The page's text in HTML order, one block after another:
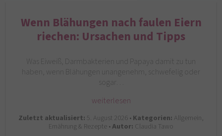
Wenn Blähungen nach faulen Eiern
riechen: Ursachen und Tipps
Was Eiweiß, Darmbakterien und Papaya damit zu tun
haben, wenn Blähungen unangenehm, schwefelig oder
sogar…
weiterlesen
Zuletzt aktualisiert: 5. August 2026 •Kategorien: Allgemein,
Ernährung & Rezepte •Autor: Claudia Tawo